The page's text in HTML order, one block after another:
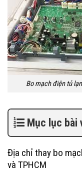
Bo mạch điện tủ
Mục lục bài
Địa chỉ thay bo
và TPHCM